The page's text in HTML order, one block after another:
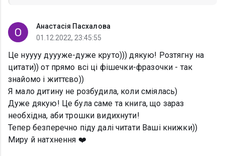
Анастасія Пасхалова
01.12.2022, 23:45:55
Це нуууу дуууже-дуже круто))) дякую! Розтягну на
цитати)) от прямо всі ці фішечки-фразочки - так
знайомо і життєво))
Я мало дитину не розбудила, коли сміялась)
Дуже дякую! Це була саме та книга, що зараз
необхідна, аби трошки видихнути!
Тепер безперечно піду далі читати Ваші книжки))
Миру й натхнення ❤️